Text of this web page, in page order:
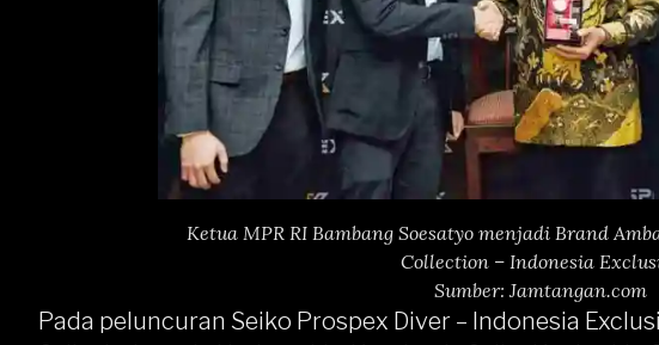
Ketua MPR RI Bambang Soesatyo menjadi Brand
Collection – Indonesia
Sumber: Jamtangan.com
Pada peluncuran Seiko Prospex Diver – Indonesia